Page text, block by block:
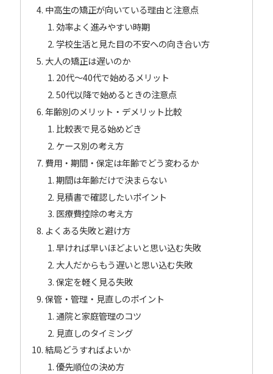
中高生の矯正が向いている理由と注意点
効率よく進みやすい時期
学校生活と見た目の不安への向き合い方
大人の矯正は遅いのか
20代〜40代で始めるメリット
50代以降で始めるときの注意点
年齢別のメリット・デメリット比較
比較表で見る始めどき
ケース別の考え方
費用・期間・保定は年齢でどう変わるか
期間は年齢だけで決まらない
見積書で確認したいポイント
医療費控除の考え方
よくある失敗と避け方
早ければ早いほどよいと思い込む失敗
大人だからもう遅いと思い込む失敗
保定を軽く見る失敗
保管・管理・見直しのポイント
通院と家庭管理のコツ
見直しのタイミング
結局どうすればよいか
優先順位の決め方